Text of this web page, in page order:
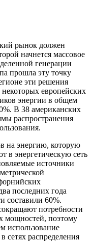
рынок должен
начнется массовое
генерации
прошла эту точку
эти решения
некоторых европейских
энергии в общем
В 38 американских
распространения
на энергию, которую
в энергетическую сеть
источники
последних года
составили 60%.
потребности
мощностей, поэтому
использование
сетях распределения